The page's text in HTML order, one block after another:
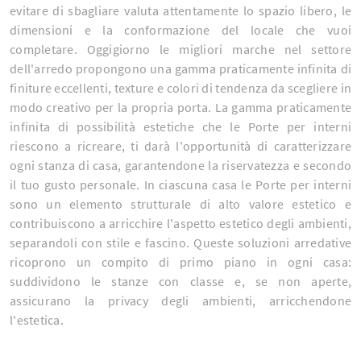
evitare di sbagliare valuta attentamente lo spazio libero, le
dimensioni e la conformazione del locale che vuoi
completare. Oggigiorno le migliori marche nel settore
dell'arredo propongono una gamma praticamente infinita di
finiture eccellenti, texture e colori di tendenza da scegliere in
modo creativo per la propria porta. La gamma praticamente
infinita di possibilità estetiche che le Porte per interni
riescono a ricreare, ti darà l'opportunità di caratterizzare
ogni stanza di casa, garantendone la riservatezza e secondo
il tuo gusto personale. In ciascuna casa le Porte per interni
sono un elemento strutturale di alto valore estetico e
contribuiscono a arricchire l'aspetto estetico degli ambienti,
separandoli con stile e fascino. Queste soluzioni arredative
ricoprono un compito di primo piano in ogni casa:
suddividono le stanze con classe e, se non aperte,
assicurano la privacy degli ambienti, arricchendone
l'estetica.